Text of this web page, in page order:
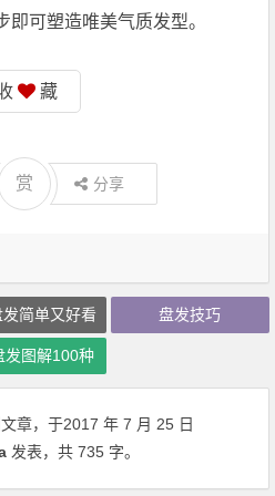
可塑造唯美气质发型。
藏
赏 分享
简单又好看 盘发技巧
发图解100种
章，于2017 年 7 月 25 日
发表，共 735 字。